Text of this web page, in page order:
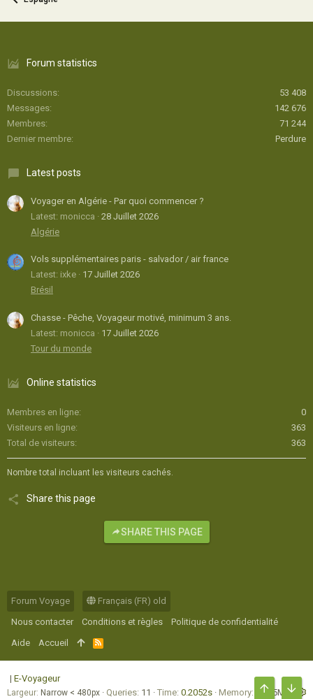
Forum statistics
Discussions
53 408
Messages
142 676
Membres
71 244
Dernier membre
Perdure
Latest posts
Voyager en Algérie - Par quoi commencer ?
Latest: monicca
28 Juillet 2026
Algérie
Vols supplémentaires paris - salvador / air france
Latest: ixke
17 Juillet 2026
Brésil
Chasse - Pêche, Voyageur motivé, minimum 3 ans.
Latest: monicca
17 Juillet 2026
Tour du monde
Online statistics
Membres en ligne
0
Visiteurs en ligne
363
Total de visiteurs
363
Nombre total incluant les visiteurs cachés.
Share this page
SHARE THIS PAGE
Forum Voyage
Français (FR) old
Nous contacter
Conditions et règles
Politique de confidentialité
Aide
Accueil
R
S
S
| E-Voyageur
Largeur Queries 11 Time 0.2052s Memory 17.55MB
HAUT BAS